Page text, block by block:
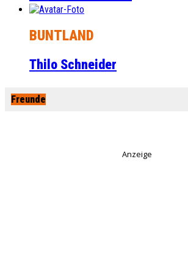
BUNTLAND
Thilo Schneider
Freunde
Anzeige